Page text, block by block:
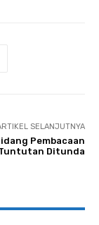
SELANJUTNYA
Pembacaan
Ditunda